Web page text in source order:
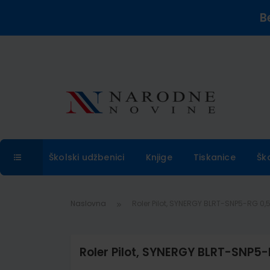
Školski udžbenici Knjige Tiskanice
Naslovna
Roler Pilot, SYNERGY BLRT-